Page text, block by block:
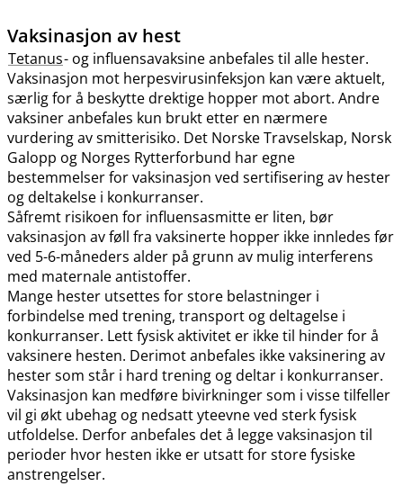
Vaksinasjon av hest
Tetanus- og influensavaksine anbefales til alle hester.
Vaksinasjon mot herpesvirusinfeksjon kan være aktuelt,
særlig for å beskytte drektige hopper mot abort. Andre
vaksiner anbefales kun brukt etter en nærmere
vurdering av smitterisiko. Det Norske Travselskap, Norsk
Galopp og Norges Rytterforbund har egne
bestemmelser for vaksinasjon ved sertifisering av hester
og deltakelse i konkurranser.
Såfremt risikoen for influensasmitte er liten, bør
vaksinasjon av føll fra vaksinerte hopper ikke innledes før
ved 5-6-måneders alder på grunn av mulig interferens
med maternale antistoffer.
Mange hester utsettes for store belastninger i
forbindelse med trening, transport og deltagelse i
konkurranser. Lett fysisk aktivitet er ikke til hinder for å
vaksinere hesten. Derimot anbefales ikke vaksinering av
hester som står i hard trening og deltar i konkurranser.
Vaksinasjon kan medføre bivirkninger som i visse tilfeller
vil gi økt ubehag og nedsatt yteevne ved sterk fysisk
utfoldelse. Derfor anbefales det å legge vaksinasjon til
perioder hvor hesten ikke er utsatt for store fysiske
anstrengelser.